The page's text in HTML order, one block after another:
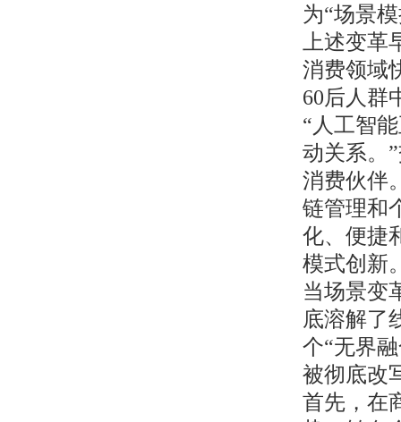
为“场景
上述变
消费领域
60后人群
“人工智
动关系。
消费伙伴
链管理和
化、便捷
模式创新
当场景变
底溶解了
个“无界
被彻底改
首先，在